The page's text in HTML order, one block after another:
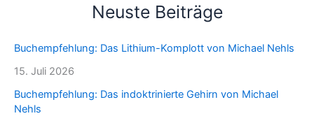
Neuste Beiträge
Buchempfehlung: Das Lithium-Komplott von Michael Nehls
15. Juli 2026
Buchempfehlung: Das indoktrinierte Gehirn von Michael
Nehls